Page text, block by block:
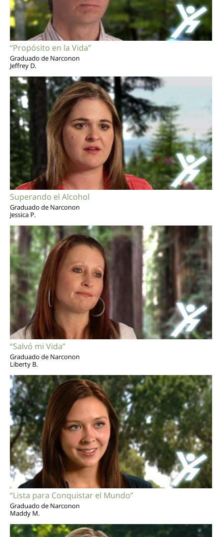
“Propósito en la Vida”
Graduado de Narconon
Jeffrey D.
Superando el Alcohol
Graduado de Narconon
Jessica P.
“Salvó mi Vida”
Graduado de Narconon
Liberty B.
“Lista para Conquistar el Mundo”
Graduado de Narconon
Maddy M.